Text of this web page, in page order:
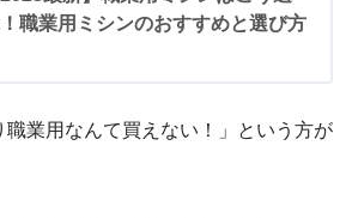
職業用ミシンのおすすめと選び方
職業用なんて買えない！」という方が